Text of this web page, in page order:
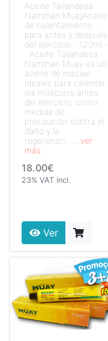
Aceite Tailandesa
Namman MuayAceite
de calentamiento
para antes y después
del ejercicio.- 120ml -
Aceite Tailandesa
Namman Muay es un
aceite de masaje
ideales para calentar
los músculos antes
del ejercicio, como
medida de
precaución contra el
daño y la
regeneraci...
...ver
más
18.00€
23% VAT incl.
Ver